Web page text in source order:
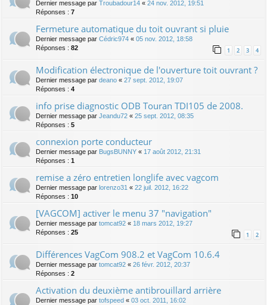
Dernier message par Troubadour14 « 24 nov. 2012, 19:51
Réponses : 7
Fermeture automatique du toit ouvrant si pluie
Dernier message par Cédric974 « 05 nov. 2012, 18:58
Réponses : 82 1 2 3 4
Modification électronique de l'ouverture toit ouvrant ?
Dernier message par deano « 27 sept. 2012, 19:07
Réponses : 4
info prise diagnostic ODB Touran TDI105 de 2008.
Dernier message par Jeandu72 « 25 sept. 2012, 08:35
Réponses : 5
connexion porte conducteur
Dernier message par BugsBUNNY « 17 août 2012, 21:31
Réponses : 1
remise a zéro entretien longlife avec vagcom
Dernier message par lorenzo31 « 22 juil. 2012, 16:22
Réponses : 10
[VAGCOM] activer le menu 37 "navigation"
Dernier message par tomcat92 « 18 mars 2012, 19:27
Réponses : 25 1 2
Différences VagCom 908.2 et VagCom 10.6.4
Dernier message par tomcat92 « 26 févr. 2012, 20:37
Réponses : 2
Activation du deuxième antibrouillard arrière
Dernier message par tofspeed « 03 oct. 2011, 16:02